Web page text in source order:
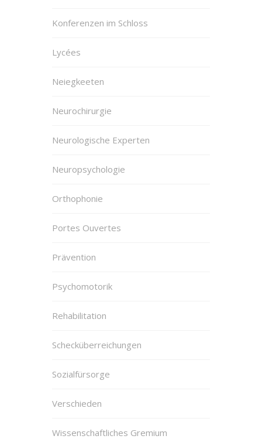
Konferenzen im Schloss
Lycées
Neiegkeeten
Neurochirurgie
Neurologische Experten
Neuropsychologie
Orthophonie
Portes Ouvertes
Prävention
Psychomotorik
Rehabilitation
Schecküberreichungen
Sozialfürsorge
Verschieden
Wissenschaftliches Gremium